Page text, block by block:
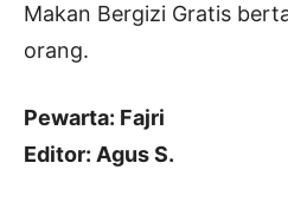
Makan Bergizi Gratis
orang.
Pewarta: Fajri
Editor: Agus S.